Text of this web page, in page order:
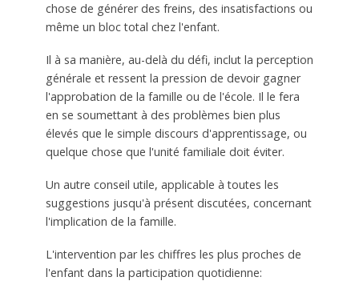
chose de générer des freins, des insatisfactions ou
même un bloc total chez l'enfant.
Il à sa manière, au-delà du défi, inclut la perception
générale et ressent la pression de devoir gagner
l'approbation de la famille ou de l'école. Il le fera
en se soumettant à des problèmes bien plus
élevés que le simple discours d'apprentissage, ou
quelque chose que l'unité familiale doit éviter.
Un autre conseil utile, applicable à toutes les
suggestions jusqu'à présent discutées, concernant
l'implication de la famille.
L'intervention par les chiffres les plus proches de
l'enfant dans la participation quotidienne: